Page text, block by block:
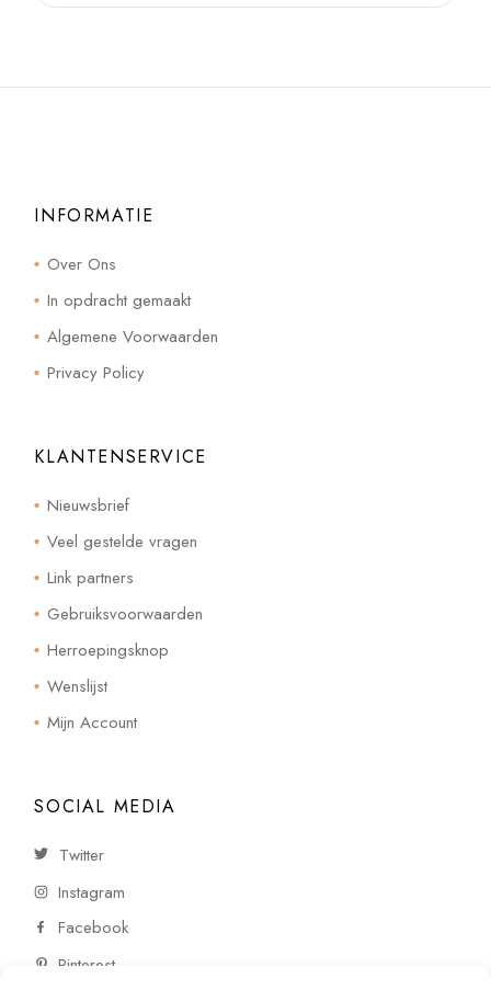
INFORMATIE
Over Ons
In opdracht gemaakt
Algemene Voorwaarden
Privacy Policy
KLANTENSERVICE
Nieuwsbrief
Veel gestelde vragen
Link partners
Gebruiksvoorwaarden
Herroepingsknop
Wenslijst
Mijn Account
SOCIAL MEDIA
Twitter
Instagram
Facebook
Pinterest